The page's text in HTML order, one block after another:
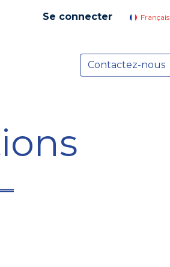
Se connecter Français
Actualités
Contactez-nous